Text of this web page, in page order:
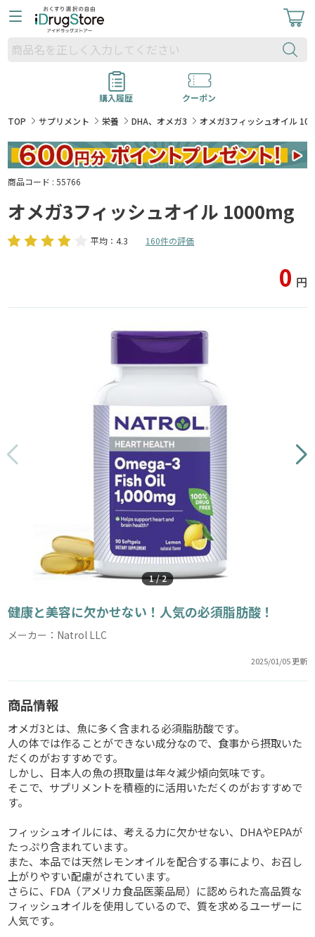
購入履歴
クーポン
TOP
サプリメント 栄養 DHA、オメガ3 オメガ3フィッシュオイル
商品コード : 55766
オメガ3フィッシュオイル 1000mg
平均：4.3 160件の評価
0 円
1/2
健康と美容に欠かせない！人気の必須脂肪酸！
メーカー：Natrol LLC
2025/01/05 更新
商品情報
オメガ3とは、魚に多く含まれる必須脂肪酸です。
人の体では作ることができない成分なので、食事から摂取いた
だくのがおすすめです。
しかし、日本人の魚の摂取量は年々減少傾向気味です。
そこで、サプリメントを積極的に活用いただくのがおすすめで
す。
フィッシュオイルには、考える力に欠かせない、DHAやEPAが
たっぷり含まれています。
また、本品では天然レモンオイルを配合する事により、お召し
上がりやすい配慮がされています。
さらに、FDA（アメリカ食品医薬品局）に認められた高品質な
フィッシュオイルを使用しているので、質を求めるユーザーに
人気です。